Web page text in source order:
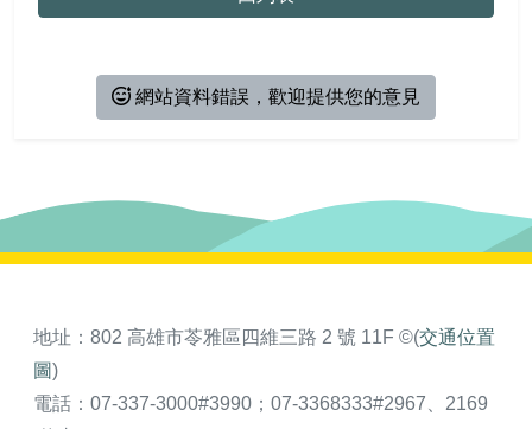
網站資料錯誤，歡迎提供您的意見
地址：802 高雄市苓雅區四維三路 2 號 11F ©(交通位置
圖)
電話：07-337-3000#3990；07-3368333#2967、2169